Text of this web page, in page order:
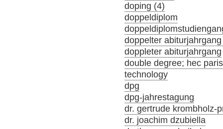
doping (4)
doppeldiplom
doppelter
doppleter abiturjahrgang
double degree; hec
technology
dpg
dpg-jahrestagung
dr. gertrude krombholz-
dr. joachim dzubiella